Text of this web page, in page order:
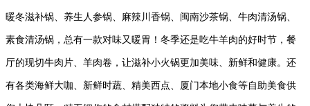
暖冬滋补锅、养生人参锅、麻辣川香锅、闽南沙茶锅、牛肉清汤锅、
素食清汤锅，总有一款对味又暖胃！冬季还是吃牛羊肉的好时节，餐
厅的现切牛肉片、羊肉卷，让滋补小火锅更加美味、新鲜和健康。还
有各类海鲜大咖、新鲜时蔬、精美西点、厦门本地小食等自助美食供